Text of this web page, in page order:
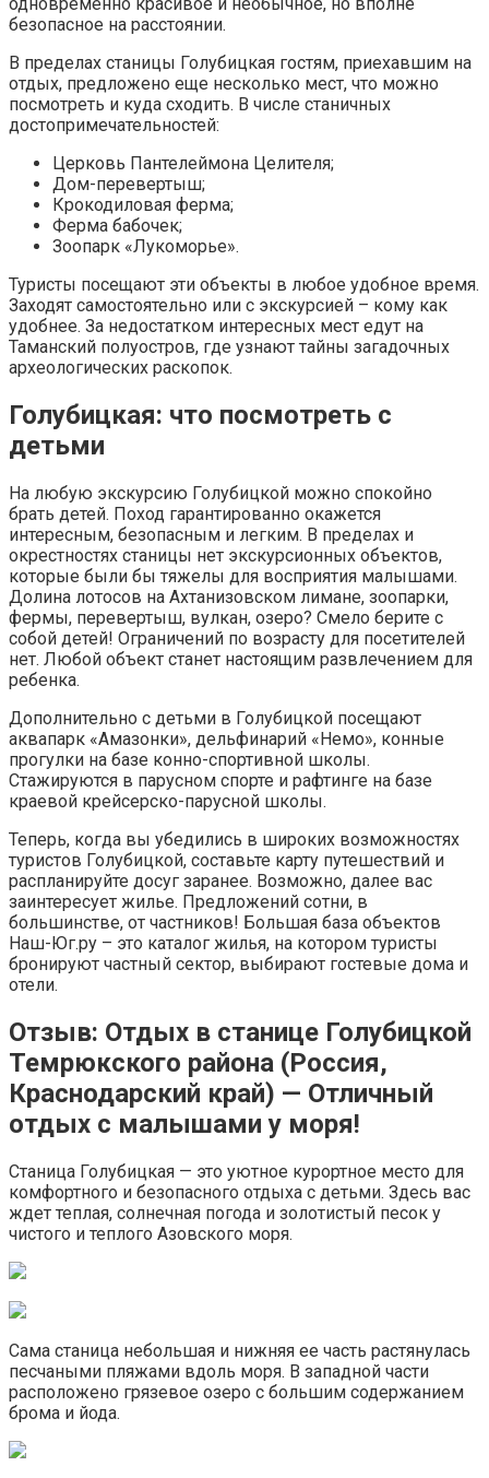
безопасное на расстоянии.
В пределах станицы Голубицкая гостям, приехавшим на
отдых, предложено еще несколько мест, что можно
посмотреть и куда сходить. В числе станичных
достопримечательностей:
Церковь Пантелеймона Целителя;
Дом-перевертыш;
Крокодиловая ферма;
Ферма бабочек;
Зоопарк «Лукоморье».
Туристы посещают эти объекты в любое удобное время.
Заходят самостоятельно или с экскурсией – кому как
удобнее. За недостатком интересных мест едут на
Таманский полуостров, где узнают тайны загадочных
археологических раскопок.
Голубицкая: что посмотреть с
детьми
На любую экскурсию Голубицкой можно спокойно
брать детей. Поход гарантированно окажется
интересным, безопасным и легким. В пределах и
окрестностях станицы нет экскурсионных объектов,
которые были бы тяжелы для восприятия малышами.
Долина лотосов на Ахтанизовском лимане, зоопарки,
фермы, перевертыш, вулкан, озеро? Смело берите с
собой детей! Ограничений по возрасту для посетителей
нет. Любой объект станет настоящим развлечением для
ребенка.
Дополнительно с детьми в Голубицкой посещают
аквапарк «Амазонки», дельфинарий «Немо», конные
прогулки на базе конно-спортивной школы.
Стажируются в парусном спорте и рафтинге на базе
краевой крейсерско-парусной школы.
Теперь, когда вы убедились в широких возможностях
туристов Голубицкой, составьте карту путешествий и
распланируйте досуг заранее. Возможно, далее вас
заинтересует жилье. Предложений сотни, в
большинстве, от частников! Большая база объектов
Наш-Юг.ру – это каталог жилья, на котором туристы
бронируют частный сектор, выбирают гостевые дома и
отели.
Отзыв: Отдых в станице Голубицкой
Темрюкского района (Россия,
Краснодарский край) — Отличный
отдых с малышами у моря!
Станица Голубицкая — это уютное курортное место для
комфортного и безопасного отдыха с детьми. Здесь вас
ждет теплая, солнечная погода и золотистый песок у
чистого и теплого Азовского моря.
Сама станица небольшая и нижняя ее часть растянулась
песчаными пляжами вдоль моря. В западной части
расположено грязевое озеро с большим содержанием
брома и йода.